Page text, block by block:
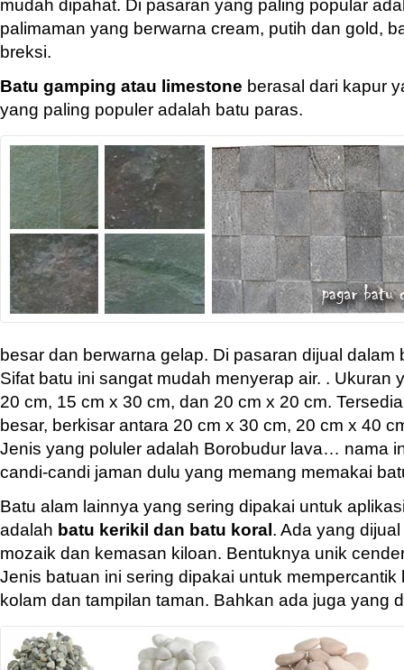
mudah dipahat. Di pasaran yang paling popular
palimaman yang berwarna cream, putih dan gold,
breksi.
Batu gamping atau limestone berasal dari kapur
yang paling populer adalah batu paras.
besar dan berwarna gelap. Di pasaran dijual dalam
Sifat batu ini sangat mudah menyerap air. . Ukuran
20 cm, 15 cm x 30 cm, dan 20 cm x 20 cm.
besar, berkisar antara 20 cm x 30 cm, 20 cm x 40
Jenis yang poluler adalah Borobudur lava… nama
candi-candi jaman dulu yang memang memakai
Batu alam lainnya yang sering dipakai untuk
adalah batu kerikil dan batu koral. Ada yang
mozaik dan kemasan kiloan. Bentuknya unik
Jenis batuan ini sering dipakai untuk mempercantik
kolam dan tampilan taman. Bahkan ada juga yang